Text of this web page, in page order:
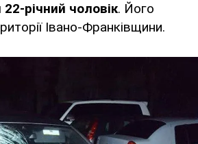
річний чоловік. Його
Івано-Франківщини.